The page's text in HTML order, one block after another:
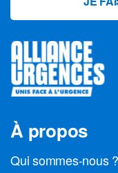
À propos
Qui sommes-nous ?